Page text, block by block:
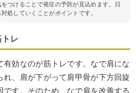
つけることで発症の予防が見込めます。日
処していくことがポイントです。
レ
有効なのが筋トレです。なで肩にな
れ、肩が下がって肩甲骨が下方回旋
です。そのため、なで肩を改善する